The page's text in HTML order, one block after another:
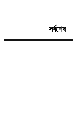
সর্বশেষ